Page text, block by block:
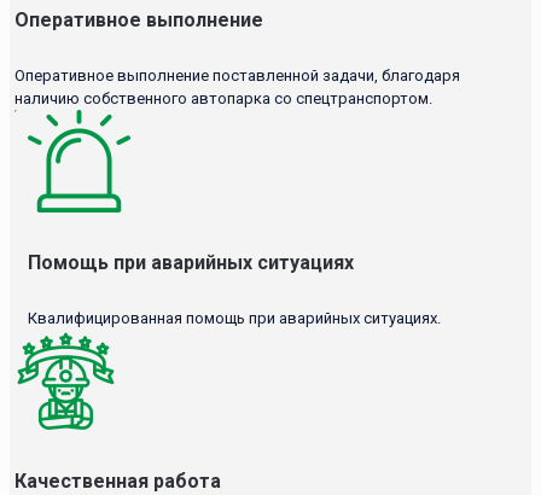
Оперативное выполнение
Оперативное выполнение поставленной задачи, благодаря
наличию собственного автопарка со спецтранспортом.
Помощь при аварийных ситуациях
Квалифицированная помощь при аварийных ситуациях.
Качественная работа